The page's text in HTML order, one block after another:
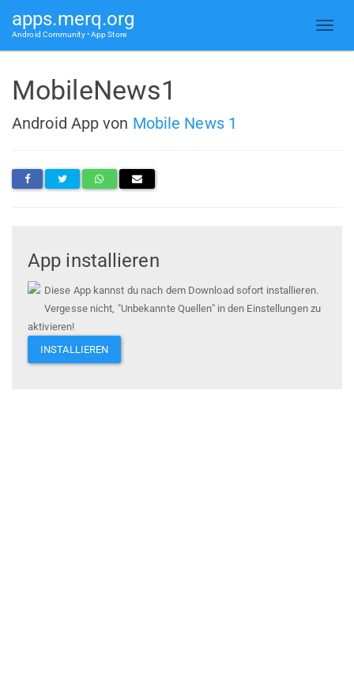
apps.merq.org
Android Community • App Store
MobileNews1
Android App von Mobile News 1
App installieren
Diese App kannst du nach dem Download sofort installieren.
Vergesse nicht, "Unbekannte Quellen" in den Einstellungen zu
aktivieren!
INSTALLIEREN